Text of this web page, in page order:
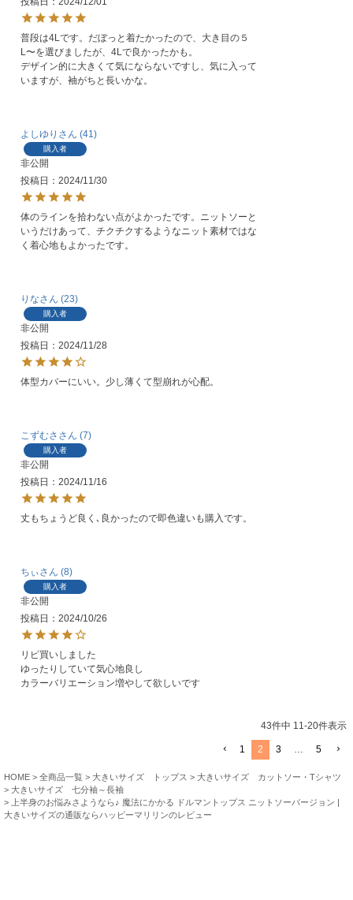
普段は4Lです。だぼっと着たかったので、大き目の５
L〜を選びましたが、4Lで良かったかも。
デザイン的に大きくて気にならないですし、気に入って
いますが、袖がちと長いかな。
よしゆり 41
購入者
非公開
投稿日
2024/11/30
体のラインを拾わない点がよかったです。ニットソーと
いうだけあって、チクチクするようなニット素材ではな
く着心地もよかったです。
りな 23
購入者
非公開
投稿日
2024/11/28
体型カバーにいい。少し薄くて型崩れが心配。
こずむさ 7
購入者
非公開
投稿日
2024/11/16
丈もちょうど良く､良かったので即色違いも購入です。
ちぃ 8
購入者
非公開
投稿日
2024/10/26
リピ買いしました
ゆったりしていて気心地良し
カラーバリエーション増やして欲しいです
43件中 11 -20件表示
1 2 3 5
HOME 全商品一覧 大きいサイズ トップス
大きいサイズ カットソー・Tシャツ
大きいサイズ 七分袖～長袖
上半身のお悩みさようなら♪ 魔法にかかる ドルマントップス ニットソーバージョン |
大きいサイズの通販ならハッピーマリリンのレビュー